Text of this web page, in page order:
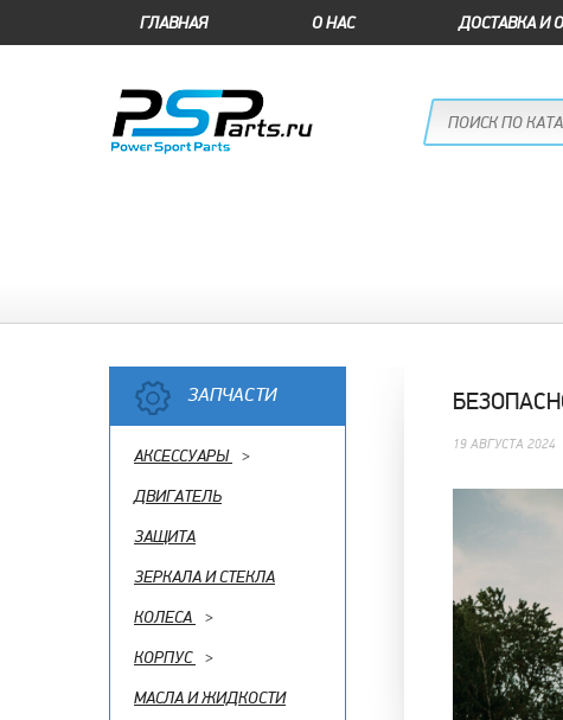
ГЛАВНАЯ О НАС ДОСТАВКА И
ЗАПЧАСТИ
АКСЕССУАРЫ >
ДВИГАТЕЛЬ
ЗАЩИТА
ЗЕРКАЛА И СТЕКЛА
КОЛЕСА
>
КОРПУС >
МАСЛА И ЖИДКОСТИ
19 АВГУСТА 2024